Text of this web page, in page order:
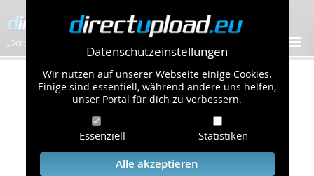
Datenschutzeinstellungen
Wir nutzen auf unserer Webseite einige Cookies.
Einige sind essentiell, während andere uns helfen,
unser Portal für dich zu verbessern.
Essenziell Statistiken
Alle akzeptieren
„Der schnellste Bilder-Hoster im Web!”
Kontakt & Support
Um eine schnelle und unkomplizierte
Bearbeitung Ihres Problems zu gewährleisten,
bitten wir Sie,
folgende Punkte zu beachten und einzuhalten.